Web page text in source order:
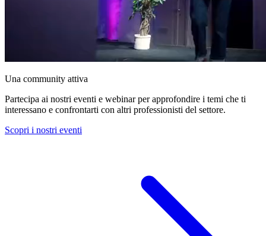
Una community attiva
Partecipa ai nostri eventi e webinar per approfondire i temi che ti
interessano e confrontarti con altri professionisti del settore.
Scopri i nostri eventi